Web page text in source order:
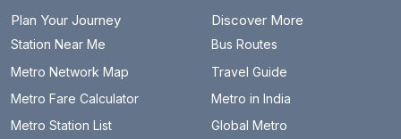
Plan Your Journey
Station Near Me
Metro Network Map
Metro Fare Calculator
Metro Station List
Discover More
Bus Routes
Travel Guide
Metro in India
Global Metro